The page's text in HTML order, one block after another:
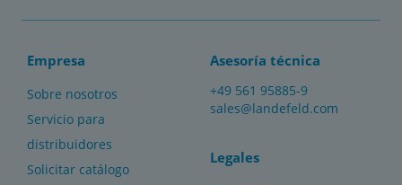
Empresa
Sobre nosotros
Servicio para
distribuidores
Solicitar catálogo
Asesoría técnica
+49 561 95885-9
sales@landefeld.com
Legales